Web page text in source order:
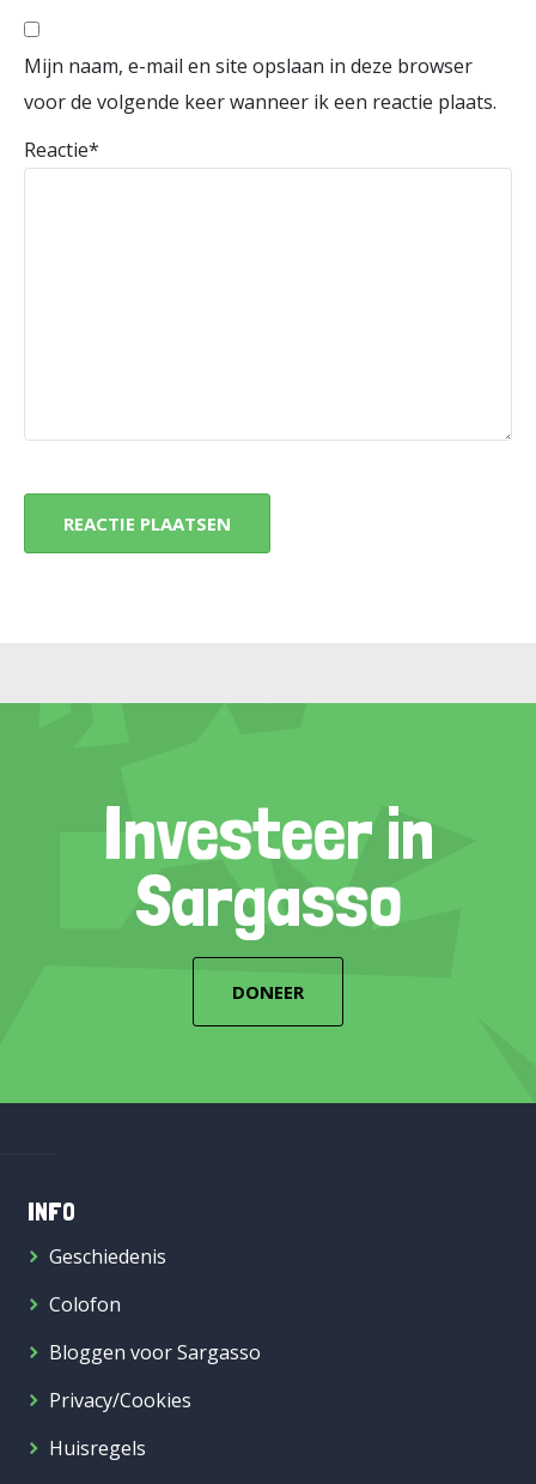
Mijn naam, e-mail en site opslaan in deze browser
voor de volgende keer wanneer ik een reactie plaats.
Reactie*
Investeer in
Sargasso
DONEER
INFO
Geschiedenis
Colofon
Bloggen voor Sargasso
Privacy/Cookies
Huisregels